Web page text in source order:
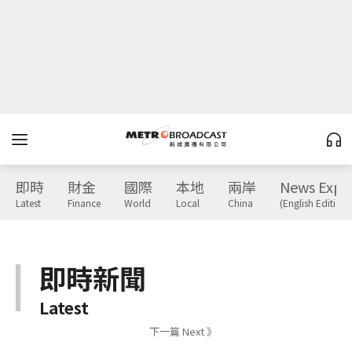
即時
Latest
財金
Finance
國際
World
本地
Local
兩岸
China
News
(English Edition)
即時新聞
Latest
下一篇 Next 》